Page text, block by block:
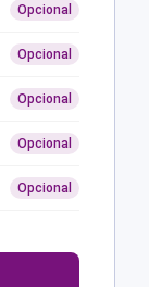
Opcional
Opcional
Opcional
Opcional
Opcional